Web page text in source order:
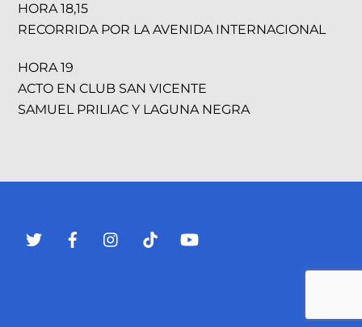
HORA 18,15
RECORRIDA POR LA AVENIDA INTERNACIONAL
HORA 19
ACTO EN CLUB SAN VICENTE
SAMUEL PRILIAC Y LAGUNA NEGRA